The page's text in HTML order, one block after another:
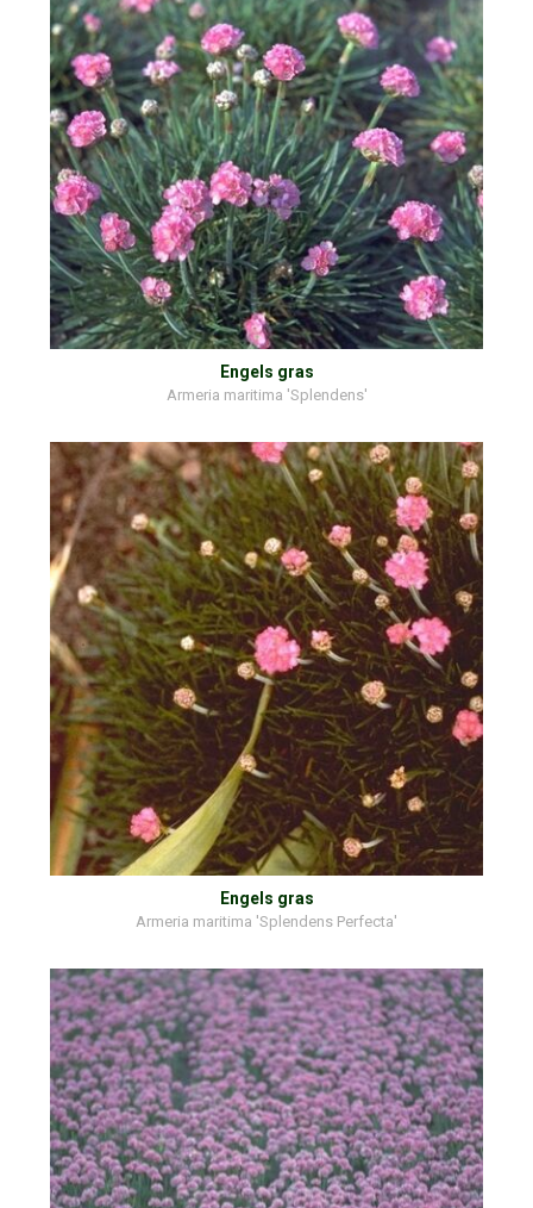
Engels gras
Armeria maritima 'Splendens'
Engels gras
Armeria maritima 'Splendens Perfecta'